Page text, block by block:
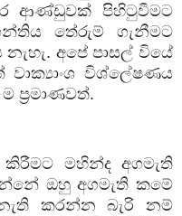
ආණ්ඩුවක් පිහිටුවීමට
තේරුම් ගැනීමට
අපේ පාසල් වියේ
වාක්‍යාංශ විශ්ලේෂණය
ප්‍රමාණවත්.
මහින්ද අගමැති
ඔහු අගමැති කමේ
කරන්න බැරි නම්